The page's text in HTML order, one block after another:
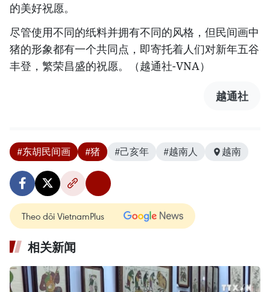
的美好祝愿。
尽管使用不同的纸料并拥有不同的风格，但民间画中
猪的形象都有一个共同点，即寄托着人们对新年五谷
丰登，繁荣昌盛的祝愿。（越通社-VNA）
越通社
#东胡民间画 #猪 #己亥年 #越南人 越南
Theo dõi VietnamPlus
相关新闻